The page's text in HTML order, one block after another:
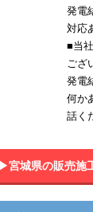
発電
対応
■当
ござ
発電
何か
話く
▶︎宮城県の販売施